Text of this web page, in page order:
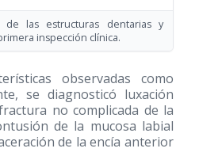
de las estructuras dentarias y
inspección clínica.
observadas como
se diagnosticó luxación
no complicada de la
de la mucosa labial
de la encía anterior